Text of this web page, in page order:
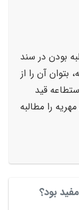
بودن در سند
آن را از
قید
را مطالبه
بود؟